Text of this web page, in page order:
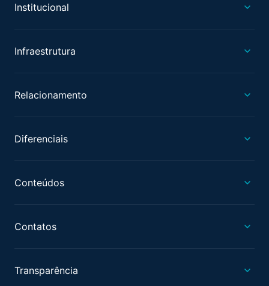
Institucional
Infraestrutura
Relacionamento
Diferenciais
Conteúdos
Contatos
Transparência